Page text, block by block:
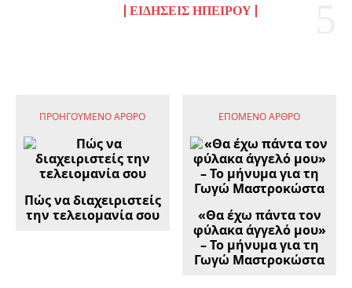
ΕΙΔΉΣΕΙΣ ΗΠΕΊΡΟΥ
ΠΡΟΗΓΟΎΜΕΝΟ ΆΡΘΡΟ
Πώς να διαχειριστείς
την τελειομανία σου
ΕΠΌΜΕΝΟ ΆΡΘΡΟ
«Θα έχω πάντα τον
φύλακα άγγελό μου»
– Το μήνυμα για τη
Γωγώ Μαστροκώστα